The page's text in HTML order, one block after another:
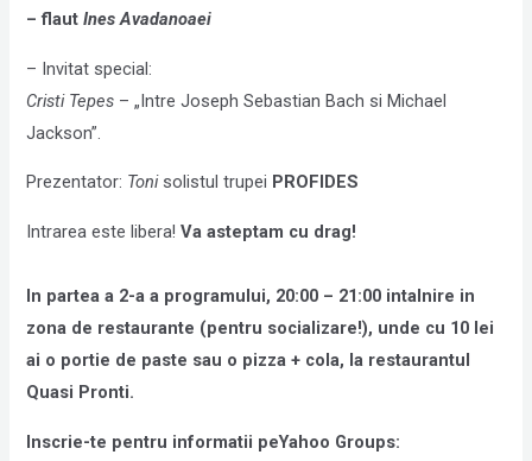
–flautInes Avadanoaei
– Invitat special:
Cristi Tepes – „Intre JosephSebastian Bach si Michael
Jackson”.
Prezentator: Tonisolistul trupei PROFIDES
Intrarea este libera!Va asteptam cu drag!
In partea a 2-a a programului, 20:00 – 21:00 intalnire in
zona de restaurante (pentru socializare!), unde cu 10 lei
ai o portie de paste sau o pizza + cola, la restaurantul
Quasi Pronti.
Inscrie-te pentru informatii peYahoo Groups: